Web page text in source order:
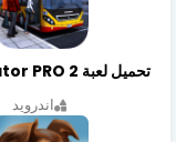
اندرويد